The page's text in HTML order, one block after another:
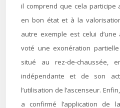
il comprend que cela participe
en bon état et à la
autre exemple est celui
voté une exonération
situé au rez-de-chaussée,
indépendante et de son
l’utilisation de l’ascenseur.
a confirmé l’application de